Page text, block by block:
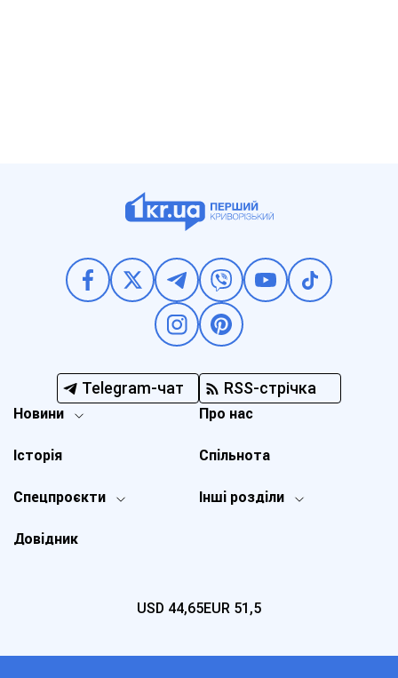
Telegram-чат RSS-стрічка
Новини
Спецпроєкти Інші розділи
Історія
Про нас
Довідник
Спільнота
USD 44,65EUR 51,5